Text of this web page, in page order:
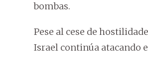
bombas.
Pese al cese de
Israel continúa atacando